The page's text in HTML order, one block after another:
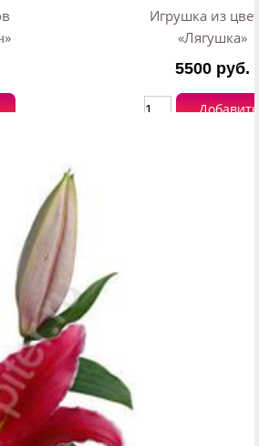
Игрушка из
«Лягушка»
Добавить
5500 руб.